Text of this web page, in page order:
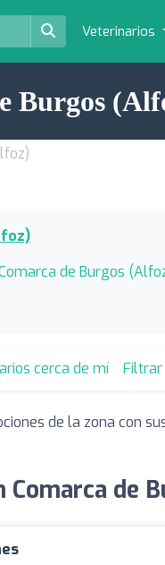
Veterinarios
Burgos
de Burgos
cerca de mí Filtrar
de la zona con
Comarca de